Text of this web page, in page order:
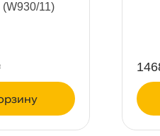
(W930/11)